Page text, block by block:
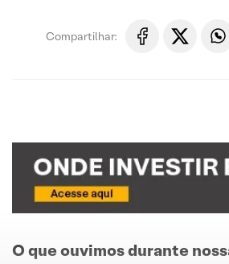
Compartilhar:
O que ouvimos durante